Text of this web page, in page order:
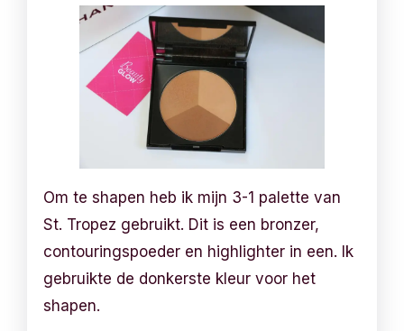
Om te shapen heb ik mijn 3-1 palette van
St. Tropez gebruikt. Dit is een bronzer,
contouringspoeder en highlighter in een. Ik
gebruikte de donkerste kleur voor het
shapen.